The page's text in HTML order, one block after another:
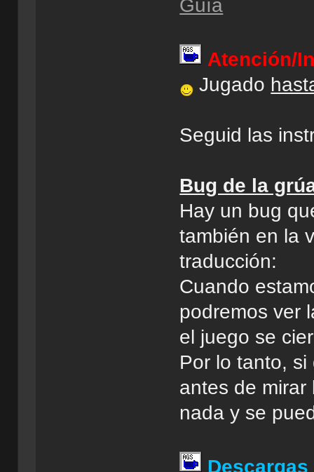
Guía
Atención/
Jugado
Seguid las
Bug de la
Hay un bug
también en la
traducción:
Cuando
podremos ver
el juego se
Por lo tanto,
antes de
nada y se
Descargas